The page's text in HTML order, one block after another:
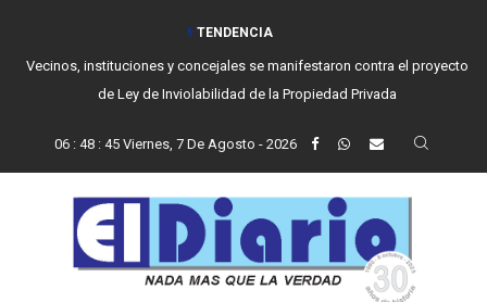
TENDENCIA
Vecinos, instituciones y concejales se manifestaron contra el proyecto
de Ley de Inviolabilidad de la Propiedad Privada
06: 48: 46 Viernes, 7 De Agosto - 2026